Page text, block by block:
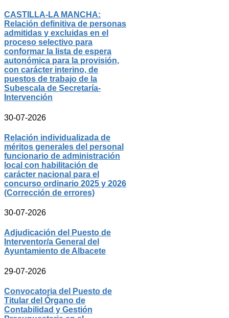
CASTILLA-LA MANCHA:
Relación definitiva de personas
admitidas y excluidas en el
proceso selectivo para
conformar la lista de espera
autonómica para la provisión,
con carácter interino, de
puestos de trabajo de la
Subescala de Secretaría-
Intervención
30-07-2026
Relación individualizada de
méritos generales del personal
funcionario de administración
local con habilitación de
carácter nacional para el
concurso ordinario 2025 y 2026
(Corrección de errores)
30-07-2026
Adjudicación del Puesto de
Interventor/a General del
Ayuntamiento de Albacete
29-07-2026
Convocatoria del Puesto de
Titular del Órgano de
Contabilidad y Gestión